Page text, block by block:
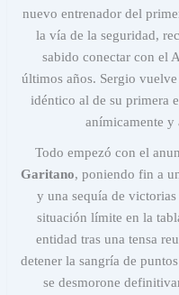
nuevo entrenador del
la vía de la seguridad,
sabido conectar con el
últimos años. Sergio
idéntico al de su primera
anímicamente y
Todo empezó con el
Garitano, poniendo fin a
y una sequía de
situación límite en la
entidad tras una tensa
detener la sangría de
se desmorone